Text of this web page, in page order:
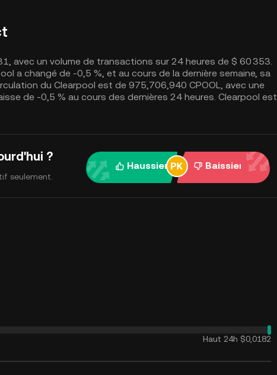
avec un volume de transactions sur 24 heures de $ 60 353.
a changé de -0,5 %, et au cours de la dernière semaine, sa
du Clearpool est de 975,706,940 CPOOL, avec une
de -0,5 % au cours des dernières 24 heures. Clearpool est
?
seulement.
Haussier Baissier
Haut 24h $0,0182